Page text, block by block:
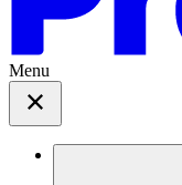
Menu